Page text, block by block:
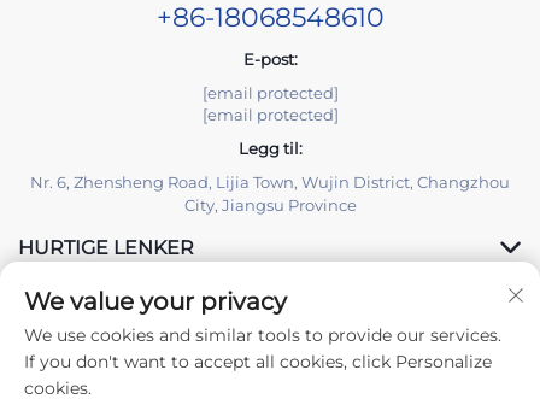
+86-18068548610
E-post:
[email protected]
[email protected]
Legg til:
Nr. 6, Zhensheng Road, Lijia Town, Wujin District, Changzhou
City, Jiangsu Province
HURTIGE LENKER
PRODUKTER
We value your privacy
We use cookies and similar tools to provide our services.
If you don't want to accept all cookies, click Personalize
cookies.